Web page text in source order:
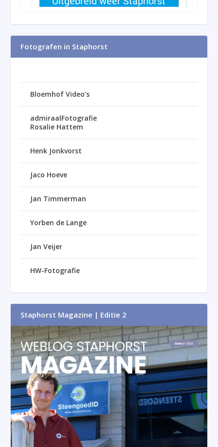
Fotografen in Staphorst
Bloemhof Video’s
admiraalFotografie
Rosalie Hattem
Henk Jonkvorst
Jaco Hoeve
Jan Timmerman
Yorben de Lange
Jan Veijer
HW-Fotografie
Staphorst Magazine | Editie 2